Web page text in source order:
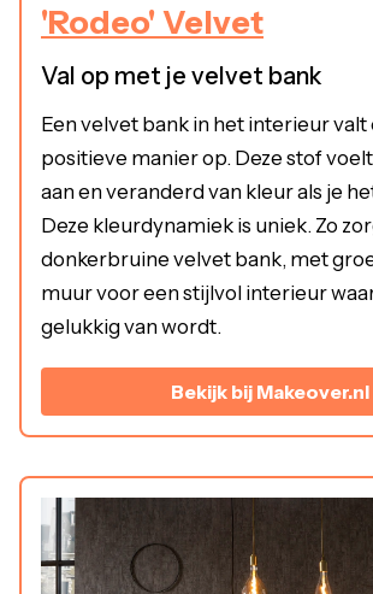
'Rodeo' Velvet
Val op met je velvet bank
Een velvet bank in het interieur valt
positieve manier op. Deze stof
aan en veranderd van kleur als je
Deze kleurdynamiek is uniek. Zo
donkerbruine velvet bank, met
muur voor een stijlvol interieur
gelukkig van wordt.
Bekijk bij Makeover.nl